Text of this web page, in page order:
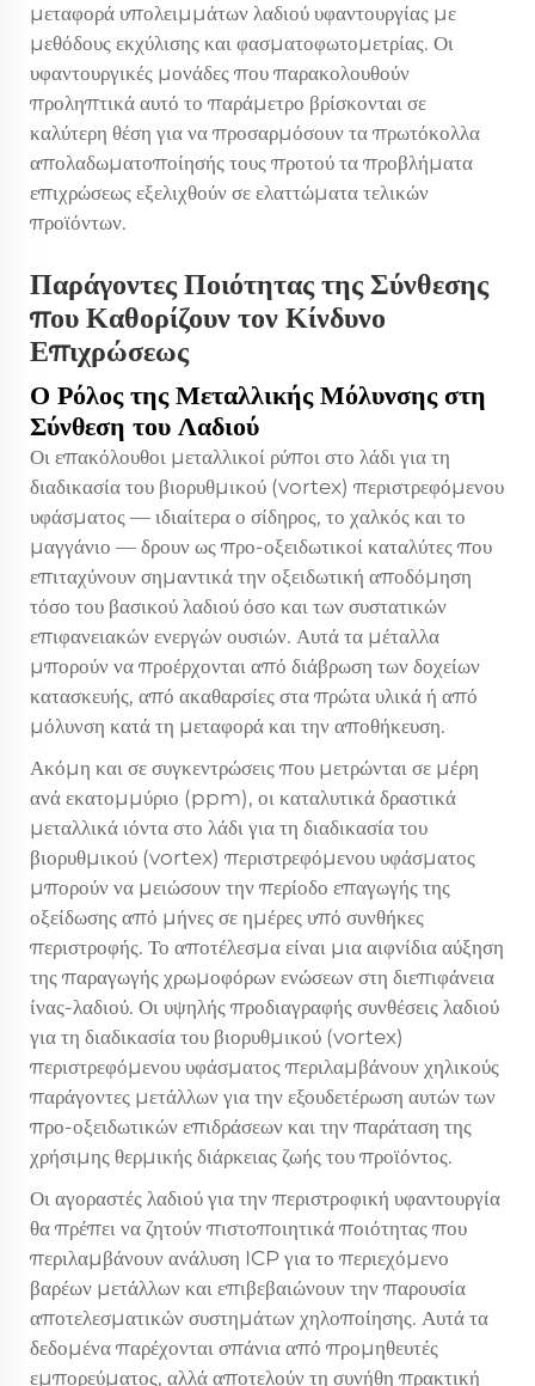
μεταφορά υπολειμμάτων λαδιού υφαντουργίας με
μεθόδους εκχύλισης και φασματοφωτομετρίας. Οι
υφαντουργικές μονάδες που παρακολουθούν
προληπτικά αυτό το παράμετρο βρίσκονται σε
καλύτερη θέση για να προσαρμόσουν τα πρωτόκολλα
απολαδωματοποίησής τους προτού τα προβλήματα
επιχρώσεως εξελιχθούν σε ελαττώματα τελικών
προϊόντων.
Παράγοντες Ποιότητας της Σύνθεσης
που Καθορίζουν τον Κίνδυνο
Επιχρώσεως
Ο Ρόλος της Μεταλλικής Μόλυνσης στη
Σύνθεση του Λαδιού
Οι επακόλουθοι μεταλλικοί ρύποι στο λάδι για τη
διαδικασία του βιορυθμικού (vortex) περιστρεφόμενου
υφάσματος — ιδιαίτερα ο σίδηρος, το χαλκός και το
μαγγάνιο — δρουν ως προ-οξειδωτικοί καταλύτες που
επιταχύνουν σημαντικά την οξειδωτική αποδόμηση
τόσο του βασικού λαδιού όσο και των συστατικών
επιφανειακών ενεργών ουσιών. Αυτά τα μέταλλα
μπορούν να προέρχονται από διάβρωση των δοχείων
κατασκευής, από ακαθαρσίες στα πρώτα υλικά ή από
μόλυνση κατά τη μεταφορά και την αποθήκευση.
Ακόμη και σε συγκεντρώσεις που μετρώνται σε μέρη
ανά εκατομμύριο (ppm), οι καταλυτικά δραστικά
μεταλλικά ιόντα στο λάδι για τη διαδικασία του
βιορυθμικού (vortex) περιστρεφόμενου υφάσματος
μπορούν να μειώσουν την περίοδο επαγωγής της
οξείδωσης από μήνες σε ημέρες υπό συνθήκες
περιστροφής. Το αποτέλεσμα είναι μια αιφνίδια αύξηση
της παραγωγής χρωμοφόρων ενώσεων στη διεπιφάνεια
ίνας-λαδιού. Οι υψηλής προδιαγραφής συνθέσεις λαδιού
για τη διαδικασία του βιορυθμικού (vortex)
περιστρεφόμενου υφάσματος περιλαμβάνουν χηλικούς
παράγοντες μετάλλων για την εξουδετέρωση αυτών των
προ-οξειδωτικών επιδράσεων και την παράταση της
χρήσιμης θερμικής διάρκειας ζωής του προϊόντος.
Οι αγοραστές λαδιού για την περιστροφική υφαντουργία
θα πρέπει να ζητούν πιστοποιητικά ποιότητας που
περιλαμβάνουν ανάλυση ICP για το περιεχόμενο
βαρέων μετάλλων και επιβεβαιώνουν την παρουσία
αποτελεσματικών συστημάτων χηλοποίησης. Αυτά τα
δεδομένα παρέχονται σπάνια από προμηθευτές
εμπορεύματος, αλλά αποτελούν τη συνήθη πρακτική